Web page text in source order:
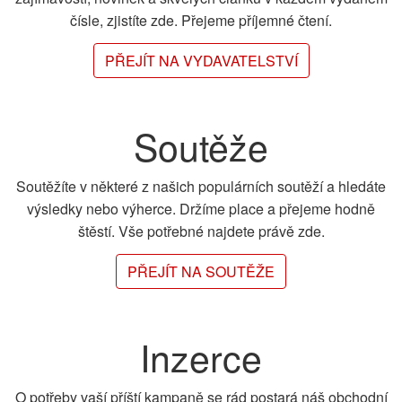
čísle, zjistíte zde. Přejeme příjemné čtení.
PŘEJÍT NA VYDAVATELSTVÍ
Soutěže
Soutěžíte v některé z našich populárních soutěží a hledáte
výsledky nebo výherce. Držíme place a přejeme hodně
štěstí. Vše potřebné najdete právě zde.
PŘEJÍT NA SOUTĚŽE
Inzerce
O potřeby vaší příští kampaně se rád postará náš obchodní